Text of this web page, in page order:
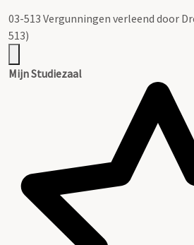
03-513 Vergunningen verleend door
513)
Mijn Studiezaal